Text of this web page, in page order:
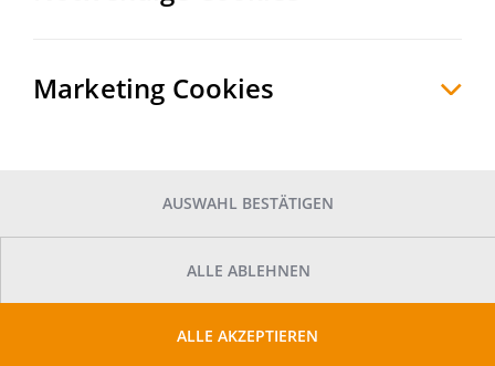
GESAMTFLÄCHE
Marketing Cookies
AUSWAHL BESTÄTIGEN
ALLE ABLEHNEN
ALLE AKZEPTIEREN